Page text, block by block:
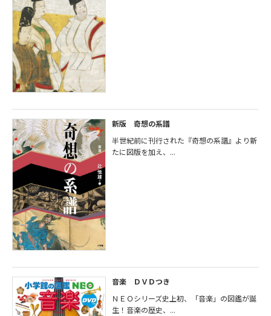
新版 奇想の系譜
半世紀前に刊行された『奇想の系譜』より新
たに図版を加え、...
音楽 ＤＶＤつき
ＮＥＯシリーズ史上初、「音楽」の図鑑が誕
生！音楽の歴史、...